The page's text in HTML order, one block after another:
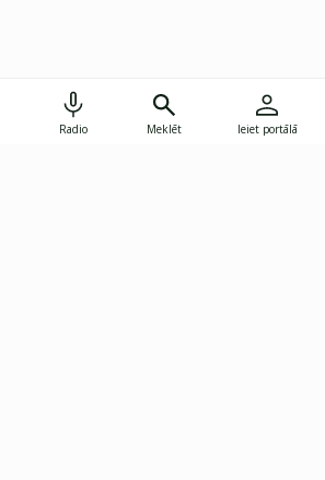
Radio Meklēt Ieiet portālā